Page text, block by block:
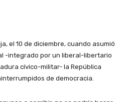
el 10 de diciembre, cuando asumió
-integrado por un liberal-libertario
cívico-militar- la República
de democracia.